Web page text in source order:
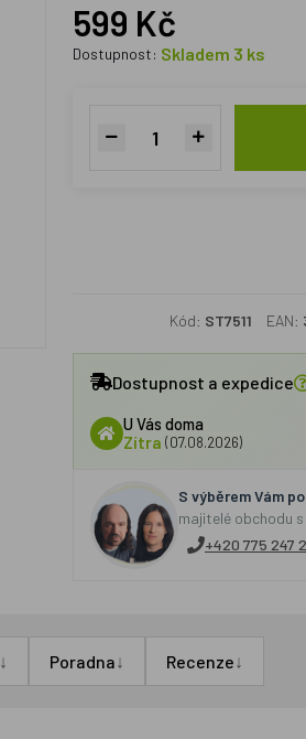
599 Kč
Dostupnost: Skladem 3 ks
Kód: ST7511 EAN:
Dostupnost a expedice
U Vás doma
Zítra (07.08.2026)
S výběrem Vám
majitelé obchodu
+420 775 247
↓ Poradna↓ Recenze↓